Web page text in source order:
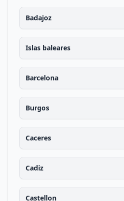
Badajoz
Islas baleares
Barcelona
Burgos
Caceres
Cadiz
Castellon